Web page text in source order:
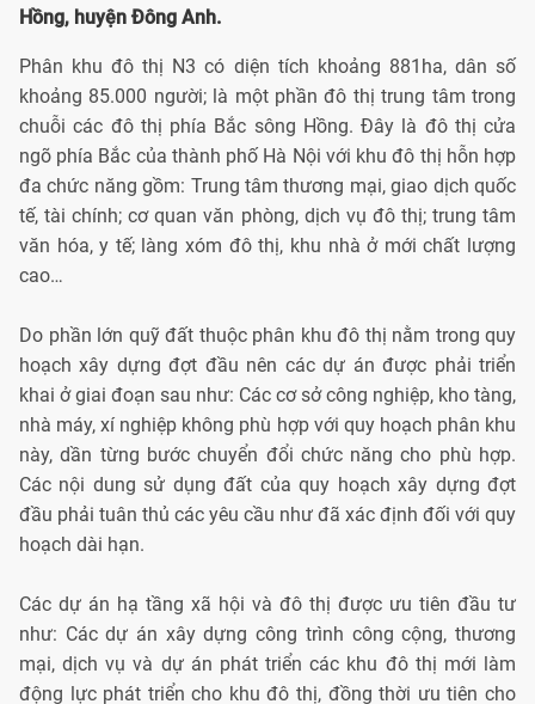
Hồng, huyện Đông Anh.
Phân khu đô thị N3 có diện tích khoảng 881ha, dân số
khoảng 85.000 người; là một phần đô thị trung tâm trong
chuỗi các đô thị phía Bắc sông Hồng. Đây là đô thị cửa
ngõ phía Bắc của thành phố Hà Nội với khu đô thị hỗn hợp
đa chức năng gồm: Trung tâm thương mại, giao dịch quốc
tế, tài chính; cơ quan văn phòng, dịch vụ đô thị; trung tâm
văn hóa, y tế; làng xóm đô thị, khu nhà ở mới chất lượng
cao…
Do phần lớn quỹ đất thuộc phân khu đô thị nằm trong quy
hoạch xây dựng đợt đầu nên các dự án được phải triển
khai ở giai đoạn sau như: Các cơ sở công nghiệp, kho tàng,
nhà máy, xí nghiệp không phù hợp với quy hoạch phân khu
này, dần từng bước chuyển đổi chức năng cho phù hợp.
Các nội dung sử dụng đất của quy hoạch xây dựng đợt
đầu phải tuân thủ các yêu cầu như đã xác định đối với quy
hoạch dài hạn.
Các dự án hạ tầng xã hội và đô thị được ưu tiên đầu tư
như: Các dự án xây dựng công trình công cộng, thương
mại, dịch vụ và dự án phát triển các khu đô thị mới làm
động lực phát triển cho khu đô thị, đồng thời ưu tiên cho